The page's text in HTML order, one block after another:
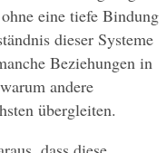
eine tiefe Bindung
dieser Systeme
Beziehungen in
andere
übergleiten.